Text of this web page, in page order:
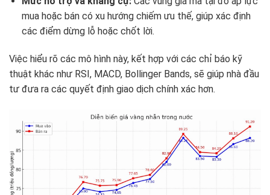
mua hoặc bán có xu hướng chiếm ưu thế, giúp xác định
các điểm dừng lỗ hoặc chốt lời.
Việc hiểu rõ các mô hình này, kết hợp với các chỉ báo kỹ
thuật khác như RSI, MACD, Bollinger Bands, sẽ giúp nhà đầu
tư đưa ra các quyết định giao dịch chính xác hơn.